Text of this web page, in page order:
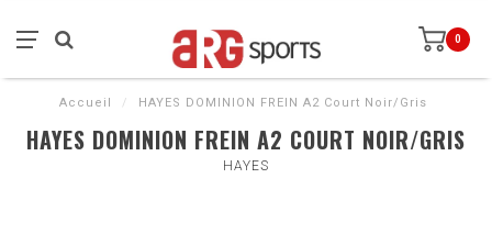
0
Accueil / HAYES DOMINION FREIN A2 Court Noir/Gris
HAYES DOMINION FREIN A2 COURT NOIR/GRIS
HAYES